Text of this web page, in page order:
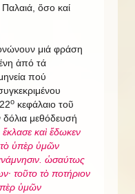
ὅσο καί
μιά φράση
ἀπό τά
πού
ο κεφάλαιο τοῦ
δόλια μεθόδευσή
καὶ ἔδωκεν
τὸ ὑπὲρ ὑμῶν
ἀνάμνησιν. ὡσαύτως
τοῦτο τὸ ποτήριον
ὑμῶν